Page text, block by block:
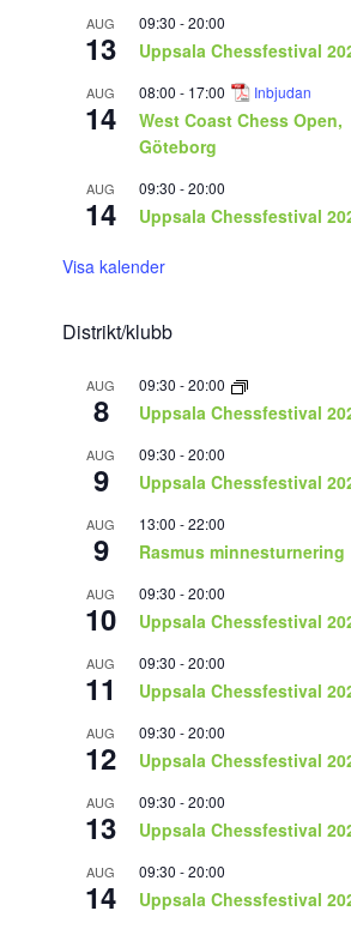
AUG
13
09:30 -20:00
Uppsala Chessfestival
AUG
14
08:00 - 17:00 Inbjudan
West Coast Chess Open,
Göteborg
AUG
14
09:30 -20:00
Uppsala Chessfestival
Visa kalender
Distrikt/klubb
AUG
8
09:30 -20:00
Uppsala Chessfestival
AUG
9
09:30 -20:00
Uppsala Chessfestival
AUG
9
13:00 -22:00
Rasmus minnesturnering
AUG
10
09:30 -20:00
Uppsala Chessfestival
AUG
11
09:30 -20:00
Uppsala Chessfestival
AUG
12
09:30 -20:00
Uppsala Chessfestival
AUG
13
09:30 -20:00
Uppsala Chessfestival
AUG
14
09:30 -20:00
Uppsala Chessfestival